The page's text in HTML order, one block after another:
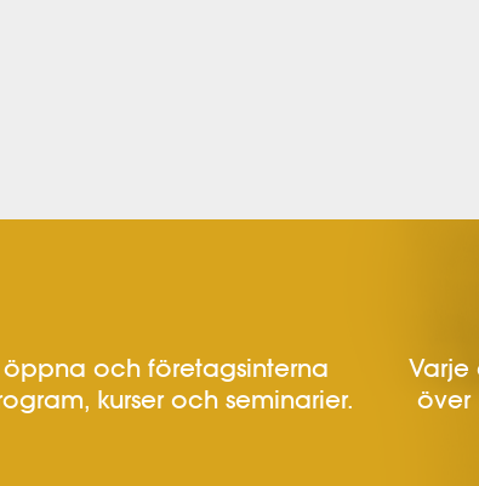
och företagsinterna
kurser och seminarier.
Varje
över